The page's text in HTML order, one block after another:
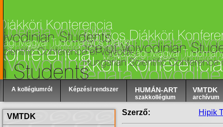
A kollégiumról Képzési rendszer HUMÁN-ART
szakkollégium
VMTDK
archívum
VMTDK Szerző: Hipik